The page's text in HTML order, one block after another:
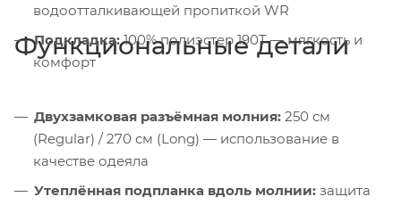
водоотталкивающей пропиткой WR
Подкладка:100% полиэстер 190T — мягкость и
комфорт
Функциональные детали
Двухзамковая разъёмная молния: 250 см
(Regular) / 270 см (Long) — использование в
качестве одеяла
Утеплённая подпланка вдоль молнии: защита